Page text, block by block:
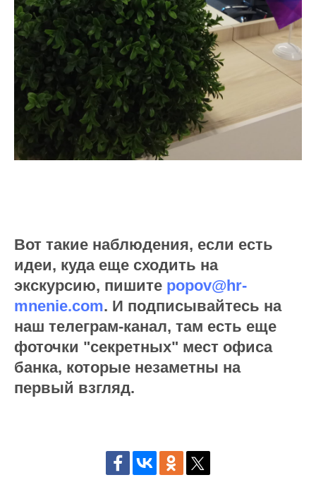
Вот такие наблюдения, если есть
идеи, куда еще сходить на
экскурсию, пишите popov@hr-
mnenie.com. И подписывайтесь на
наш телеграм-канал, там есть еще
фоточки "секретных" мест офиса
банка, которые незаметны на
первый взгляд.